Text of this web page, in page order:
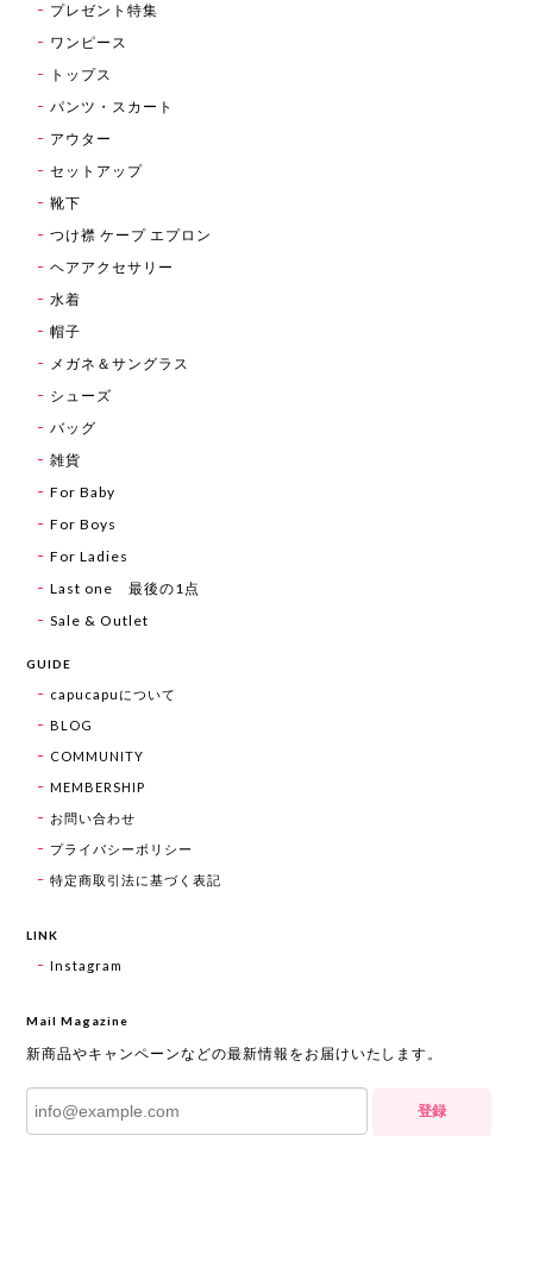
プレゼント特集
ワンピース
トップス
パンツ・スカート
アウター
セットアップ
靴下
つけ襟 ケープ エプロン
ヘアアクセサリー
水着
帽子
メガネ＆サングラス
シューズ
バッグ
雑貨
For Baby
For Boys
For Ladies
Last one 最後の1点
Sale & Outlet
GUIDE
capucapuについて
BLOG
COMMUNITY
MEMBERSHIP
お問い合わせ
プライバシーポリシー
特定商取引法に基づく表記
LINK
Instagram
Mail Magazine
新商品やキャンペーンなどの最新情報をお届けいたします。
登録